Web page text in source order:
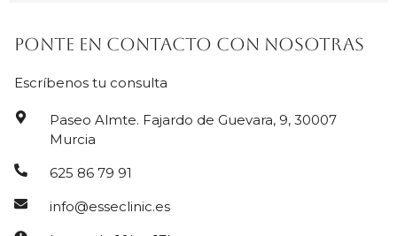
Ponte en contacto con nosotras
Escríbenos tu consulta
Paseo Almte. Fajardo de Guevara, 9, 30007
Murcia
625 86 79 91
info@esseclinic.es